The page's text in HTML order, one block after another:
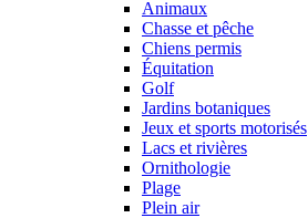
Animaux
Chasse et pêche
Chiens permis
Équitation
Golf
Jardins botaniques
Jeux et sports motorisés
Lacs et rivières
Ornithologie
Plage
Plein air